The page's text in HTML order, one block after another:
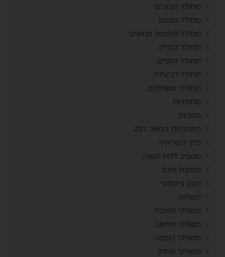
מחולל מבוכים
מחולל סביבון
מחולל סולמות ונחשים
מחולל קובייה
מחולל קלפים
מחולל רביעיות
מחוללי משחקים
מחתרות
מטרות
מיומנויות המאה ה21
מלך הטריוויה
מסביב ללוח השנה
מסיבת סיום
מצב ביטחוני
משחוק
משחקי חשיבה
משחקי מחשב
משחקי קופסה
משחקי שולחן